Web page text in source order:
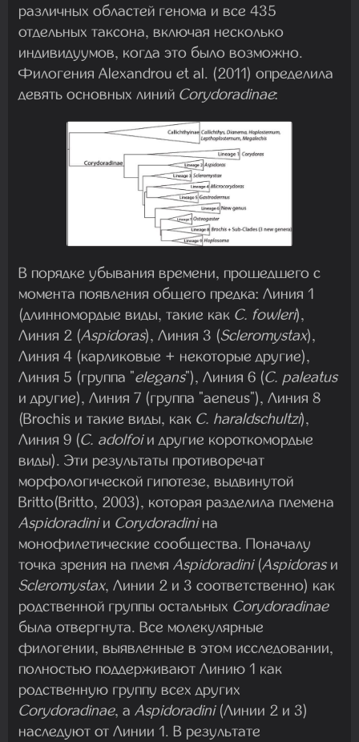
различных областей генома и все 435
отдельных таксона, включая несколько
индивидуумов, когда это было возможно.
Филогения Alexandrou et al. (2011) определила
девять основных линий Corydoradinae:
В порядке убывания времени, прошедшего с
момента появления общего предка: Линия 1
(длинномордые виды, такие как C. fowleri),
Линия 2 (Aspidoras), Линия 3 (Scleromystax),
Линия 4 (карликовые + некоторые другие),
Линия 5 (группа "elegans"), Линия 6 (C. paleatus
и другие), Линия 7 (группа "aeneus"), Линия 8
(Brochis и такие виды, как C. haraldschultzi),
Линия 9 (C. adolfoiи другие короткомордые
виды). Эти результаты противоречат
морфологической гипотезе, выдвинутой
Britto(Britto, 2003), которая разделила племена
Aspidoradiniи Corydoradiniна
монофилетические сообщества. Поначалу
точка зрения на племя Aspidoradini (Aspidorasи
Scleromystax, Линии 2 и 3 соответственно) как
родственной группы остальных Corydoradinae
была отвергнута. Все молекулярные
филогении, выявленные в этом исследовании,
полностью поддерживают Линию 1 как
родственную группу всех других
Corydoradinae, а Aspidoradini (Линии 2 и 3)
наследуют от Линии 1. В результате